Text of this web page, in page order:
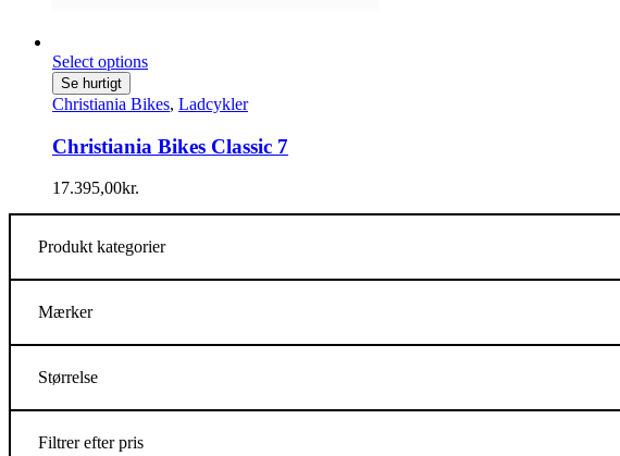
Select options
Se hurtigt
Christiania Bikes, Ladcykler
Christiania Bikes Classic 7
17.395,00kr.
Produkt kategorier
Mærker
Størrelse
Filtrer efter pris